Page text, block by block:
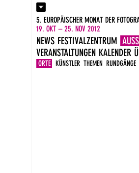
Kontakt
Presse
Newsletter
Impressum
DE
EN
5. EUROPÄISCHER MONAT DER
19. OKT – 25. NOV 2012
NEWS FESTIVALZENTRUM
ORTE KÜNSTLER THEMEN RUNDGÄNGE
VERANSTALTUNGEN KALENDER